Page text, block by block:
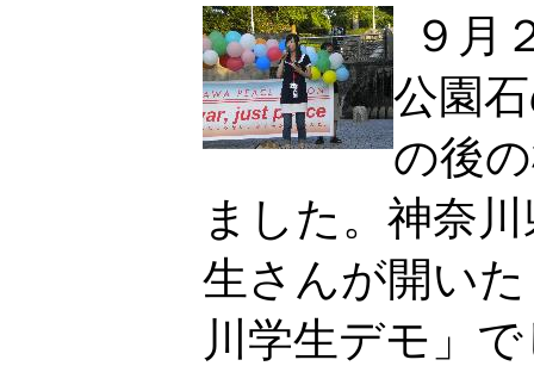
９月
公園
の後
ました。神奈
生さんが開い
川学生デモ」